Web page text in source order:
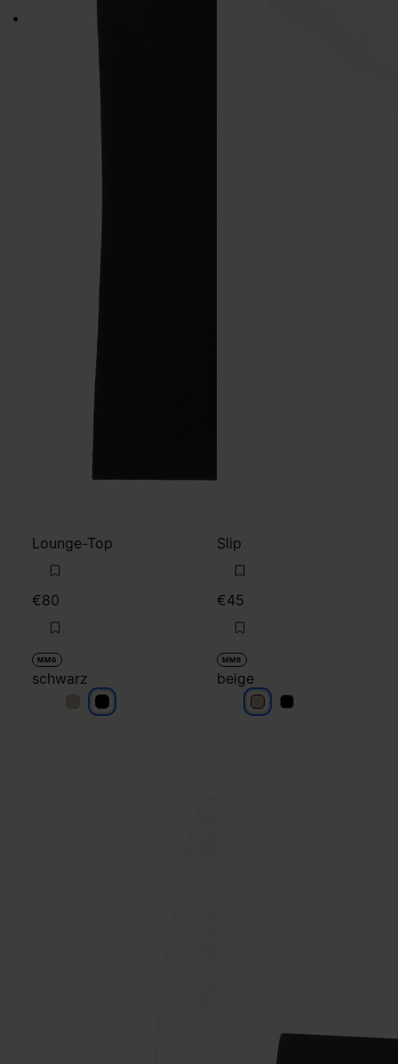
Lounge-Top
€80
MM6
schwarz
schwarzschwarz
Slip
€45
MM6
beige
beigebeige